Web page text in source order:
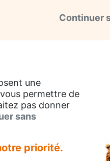
le vaccin Pfizer en
Le directeur
injections.
pour "
toute
anaphylactiques
Continuer
une
permettre de
pas donner
sans
priorité.